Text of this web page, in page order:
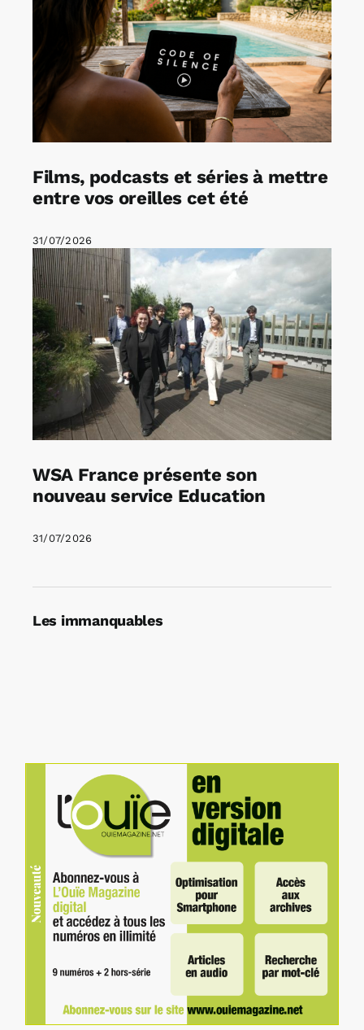
Films, podcasts et séries à mettre
entre vos oreilles cet été
31/07/2026
WSA France présente son
nouveau service Education
31/07/2026
Les immanquables